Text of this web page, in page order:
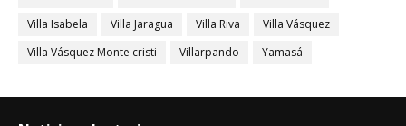
Villa Isabela
Villa Jaragua Villa Riva
Villa Vásquez
Villa Vásquez Monte cristi
Villarpando Yamasá